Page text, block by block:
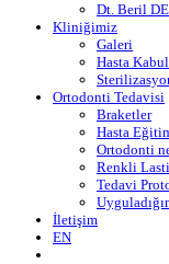
Dt. Beril
Kliniğimiz
Galeri
Hasta
Ortodonti Tedavisi
Braketler
Hasta
Ortodonti
Renkli
Tedavi
İletişim
EN